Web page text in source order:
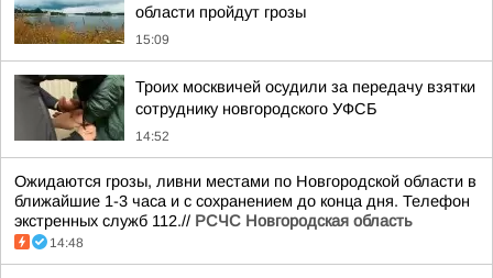
области пройдут грозы
15:09
Троих москвичей осудили за передачу взятки
сотруднику новгородского УФСБ
14:52
Ожидаются грозы, ливни местами по Новгородской области в
ближайшие 1-3 часа и с сохранением до конца дня. Телефон
экстренных служб 112.// РСЧС Новгородская область
14:48